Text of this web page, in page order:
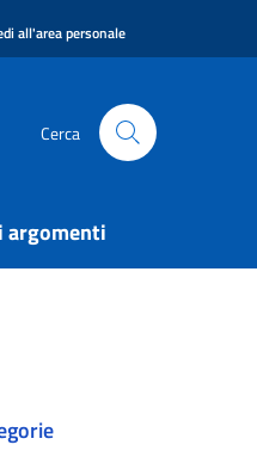
all'area personale
Cerca
argomenti